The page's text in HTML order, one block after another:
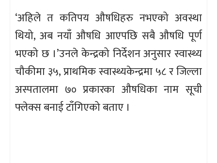
‘अहिले त कतिपय औषधिहरु नभएको अवस्था
थियो, अब नयाँ औषधि आएपछि सबै औषधि पूर्ण
भएको छ ।’उनले केन्द्रको निर्देशन अनुसार स्वास्थ्य
चौकीमा ३५, प्राथमिक स्वास्थ्यकेन्द्रमा ५८ र जिल्ला
अस्पतालमा ७० प्रकारका औषधिका नाम सूची
फ्लेक्स बनाई टाँगिएको बताए ।